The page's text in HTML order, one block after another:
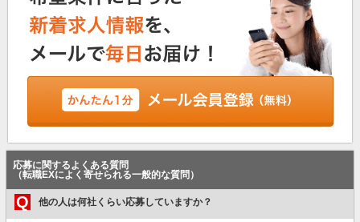
応募に関するよくある質問
（転職EXによく寄せられる一般的な質問）
Q 他の人は何社くらい応募していますか？